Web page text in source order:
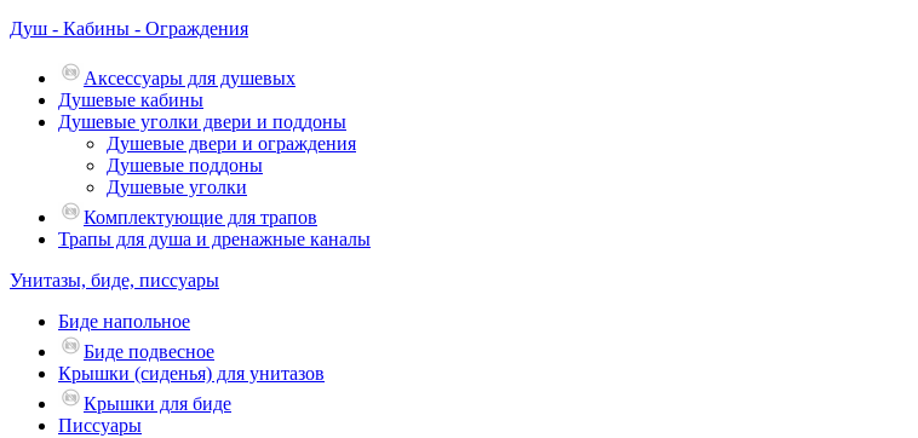
Душ - Кабины - Ограждения
Аксессуары для душевых
Душевые кабины
Душевые уголки двери и поддоны
Душевые двери и ограждения
Душевые поддоны
Душевые уголки
Комплектующие для трапов
Трапы для душа и дренажные каналы
Унитазы, биде, писсуары
Биде напольное
Биде подвесное
Крышки (сиденья) для унитазов
Крышки для биде
Писсуары